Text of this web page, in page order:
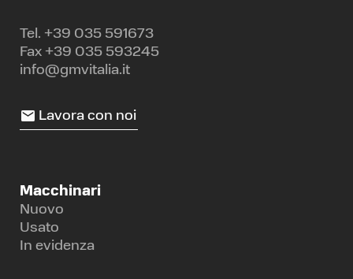
Tel. +39 035 591673
Fax +39 035 593245
info@gmvitalia.it
Lavora con noi
Macchinari
Nuovo
Usato
In evidenza